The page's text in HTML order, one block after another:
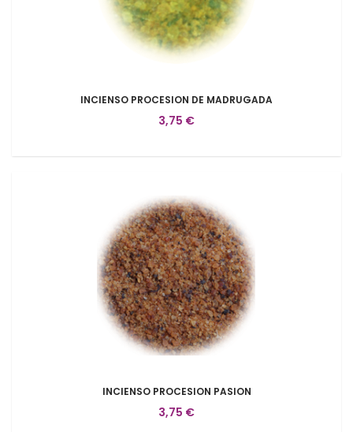
INCIENSO PROCESION DE MADRUGADA
3,75 €
INCIENSO PROCESION PASION
3,75 €